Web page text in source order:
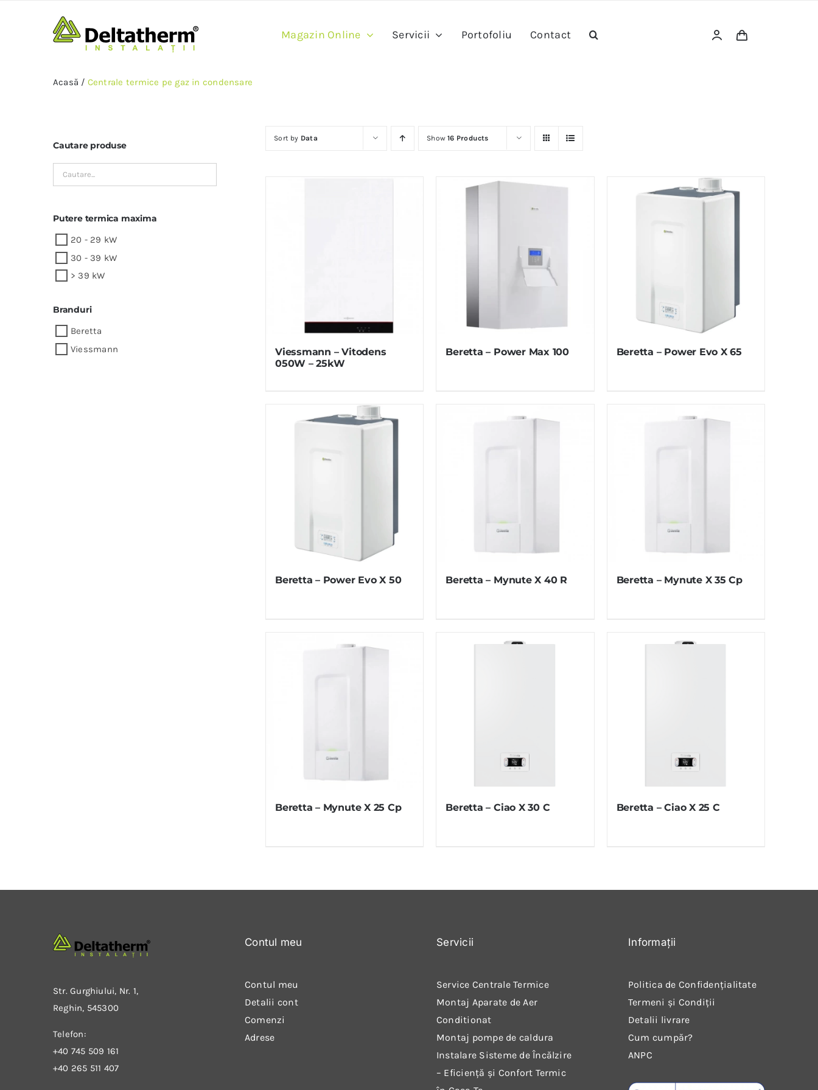
Magazin Online Servicii Portofoliu Contact
Acasă / Centrale termice pe gaz in condensare
Sort by Data Show16 Products
Viessmann – Vitodens
050W – 25kW
Beretta – Power Max 100 Beretta – Power Evo X 65
Beretta – Power Evo X 50 Beretta – Mynute X 40 R Beretta – Mynute X 35 Cp
Beretta – Mynute X 25 Cp Beretta – Ciao X 30 C Beretta – Ciao X 25 C
Cautare produse
Putere termica maxima
20 - 29 kW
30 - 39 kW
> 39 kW
Branduri
Beretta
Viessmann
Str. Gurghiului, Nr. 1,
Reghin, 545300
Telefon:
+40 745 509 161
+40 265 511 407
Contul meu
Contul meu
Detalii cont
Comenzi
Adrese
Servicii
Service Centrale Termice
Montaj Aparate de Aer
Conditionat
Montaj pompe de caldura
Instalare Sisteme de Încălzire
– Eficiență și Confort Termic
Informații
Politica de Confidențialitate
Termeni și Condiții
Detalii livrare
Cum cumpăr?
ANPC